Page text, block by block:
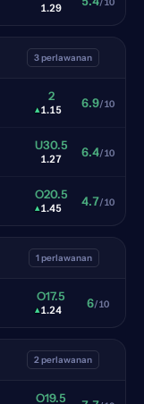
1.29
3 perlawanan
2
▴1.15 6.9/10
U30.5
1.27 6.4/10
O20.5
▴1.45 4.7/10
1 perlawanan
O17.5
▴1.24 6/10
2 perlawanan
O19.5